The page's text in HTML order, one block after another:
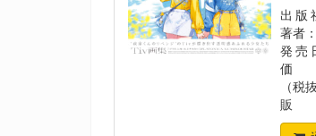
出 版
著者
発 売
価 格
（税
販 売